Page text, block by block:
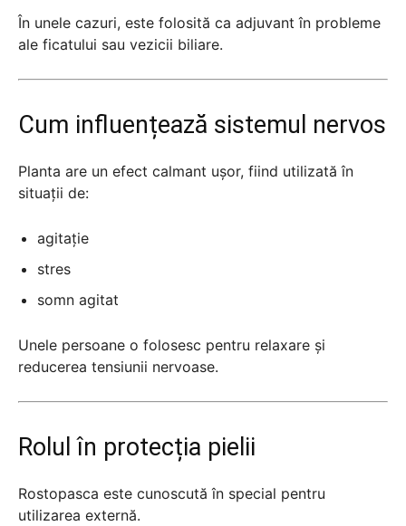
În unele cazuri, este folosită ca adjuvant în probleme
ale ficatului sau vezicii biliare.
Cum influențează sistemul nervos
Planta are un efect calmant ușor, fiind utilizată în
situații de:
agitație
stres
somn agitat
Unele persoane o folosesc pentru relaxare și
reducerea tensiunii nervoase.
Rolul în protecția pielii
Rostopasca este cunoscută în special pentru
utilizarea externă.